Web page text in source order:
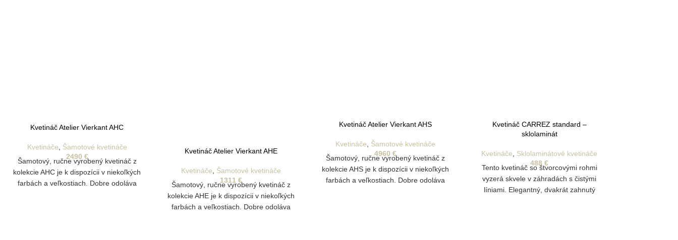
Kvetináč Atelier Vierkant AHC
Kvetináče, Šamotové kvetináče
2490 €
Šamotový, ručne vyrobený kvetináč z
kolekcie AHC je k dispozícii v niekoľkých
farbách a veľkostiach. Dobre odoláva
Kvetináč Atelier Vierkant AHE
Kvetináče
Šamotové kvetináče
1311€
Šamotový, ručne vyrobený kvetináč z
kolekcie AHE je k dispozícii v niekoľkých
farbách a veľkostiach. Dobre odoláva
Kvetináč Atelier Vierkant AHS
Kvetináče, Šamotové kvetináče
4960 €
Šamotový, ručne vyrobený kvetináč z
kolekcie AHS je k dispozícii v niekoľkých
farbách a veľkostiach. Dobre odoláva
Kvetináč CARREZ standard –
sklolaminát
Kvetináče, Sklolaminátové kvetináče
488€
Tento kvetináč so štvorcovými rohmi
vyzerá skvele v záhradách s čistými
líniami. Elegantný, dvakrát zahnutý